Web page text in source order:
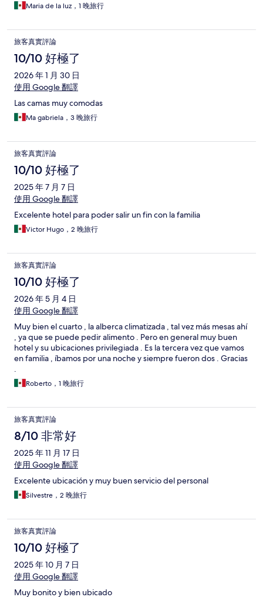
Maria de la luz，1 晚旅行
旅客真實評論
10/10 好極了
2026 年 1 月 30 日
使用 Google 翻譯
Las camas muy comodas
Ma gabriela，3 晚旅行
旅客真實評論
10/10 好極了
2025 年 7 月 7 日
使用 Google 翻譯
Excelente hotel para poder salir un fin con la familia
Victor Hugo，2 晚旅行
旅客真實評論
10/10 好極了
2026 年 5 月 4 日
使用 Google 翻譯
Muy bien el cuarto , la alberca climatizada , tal vez más mesas ahí
, ya que se puede pedir alimento . Pero en general muy buen
hotel y su ubicaciones privilegiada . Es la tercera vez que vamos
en familia , íbamos por una noche y siempre fueron dos . Gracias
.
Roberto，1 晚旅行
旅客真實評論
8/10 非常好
2025 年 11 月 17 日
使用 Google 翻譯
Excelente ubicación y muy buen servicio del personal
Silvestre，2 晚旅行
旅客真實評論
10/10 好極了
2025 年 10 月 7 日
使用 Google 翻譯
Muy bonito y bien ubicado